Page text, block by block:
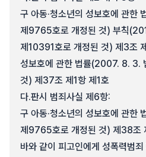
구 아동·청소년의 성보호에 관
제9765호로 개정된 것) 부칙
제10391호로 개정된 것) 제3조
성보호에 관한 법률(2007. 8. 3.
것) 제37조 제1항 제1호
다.판시 범죄사실 제6항:
구 아동·청소년의 성보호에 관
제9765호로 개정된 것) 제38조
바와 같이 피고인에게 성폭력범